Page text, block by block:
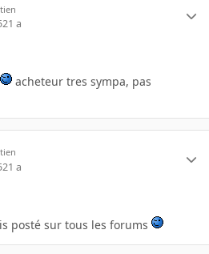
21 a
acheteur tres sympa, pas
21 a
posté sur tous les forums